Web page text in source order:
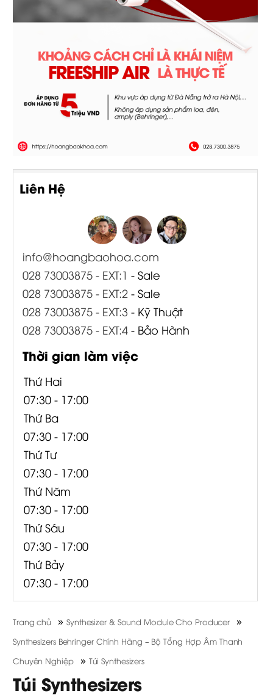
Liên Hệ
info@hoangbaohoa.com
028 73003875 - EXT:1 - Sale
028 73003875 - EXT:2- Sale
028 73003875 - EXT:3 - Kỹ Thuật
028 73003875 - EXT:4- Bảo Hành
Thời gian làm việc
Thứ Hai
07:30 - 17:00
Thứ Ba
07:30 - 17:00
Thứ Tư
07:30 - 17:00
Thứ Năm
07:30 - 17:00
Thứ Sáu
07:30 - 17:00
Thứ Bảy
07:30 - 17:00
Trang chủ »Synthesizer & Sound Module Cho Producer »
Synthesizers Behringer Chính Hãng – Bộ Tổng Hợp Âm Thanh
Chuyên Nghiệp
» Túi Synthesizers
Túi Synthesizers